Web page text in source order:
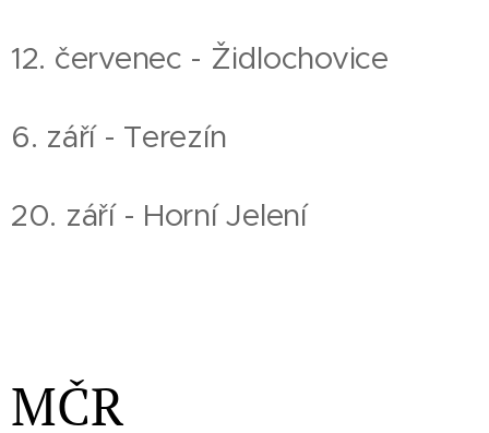
12. červenec - Židlochovice
6. září - Terezín
20. září - Horní Jelení
MČR